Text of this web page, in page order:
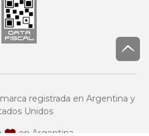
registrada en Argentina y
Unidos
en Argentina